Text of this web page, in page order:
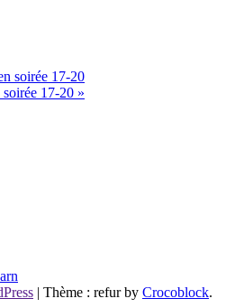
soirée 17-20
17-20 »
| Thème : refur by Crocoblock.